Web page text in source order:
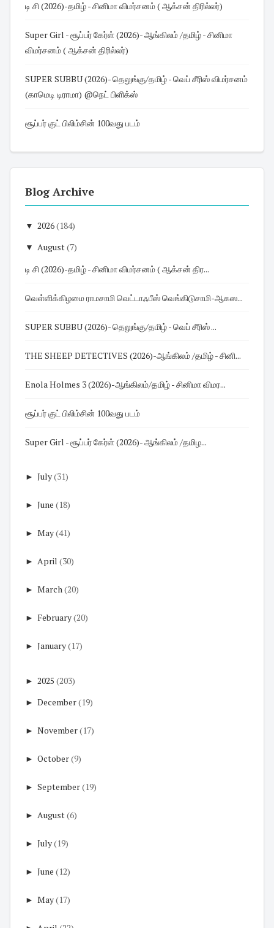
டி சி (2026)-தமிழ் - சினிமா விமர்சனம் ( ஆக்சன் திரில்லர்)
Super Girl - சூப்பர் கேர்ள் (2026)- ஆங்கிலம் /தமிழ் - சினிமா
விமர்சனம் ( ஆக்சன் திரில்லர்)
SUPER SUBBU (2026)- தெலுங்கு/தமிழ் - வெப் சீரிஸ் விமர்சனம்
(காமெடி டிராமா) @நெட் பிளிக்ஸ்
சூப்பர் குட் பிலிம்சின் 100வது படம்
Blog Archive
▼ 2026(184)
▼ August(7)
டி சி (2026)-தமிழ் - சினிமா விமர்சனம் ( ஆக்சன் திர...
வெள்ளிக்கிழமை ராமசாமி வெட்டாஃபீஸ் வெங்கிடுசாமி-ஆகஸ...
SUPER SUBBU (2026)- தெலுங்கு/தமிழ் - வெப் சீரிஸ் ...
THE SHEEP DETECTIVES (2026)-ஆங்கிலம் /தமிழ் - சினி...
Enola Holmes 3 (2026)-ஆங்கிலம்/தமிழ் - சினிமா விமர...
சூப்பர் குட் பிலிம்சின் 100வது படம்
Super Girl - சூப்பர் கேர்ள் (2026)- ஆங்கிலம் /தமிழ...
► July(31)
► June (18)
► May(41)
► April (30)
► March(20)
► February(20)
► January(17)
► 2025 (203)
► December(19)
► November(17)
► October(9)
► September(19)
► August(6)
► July(19)
► June (12)
► May(17)